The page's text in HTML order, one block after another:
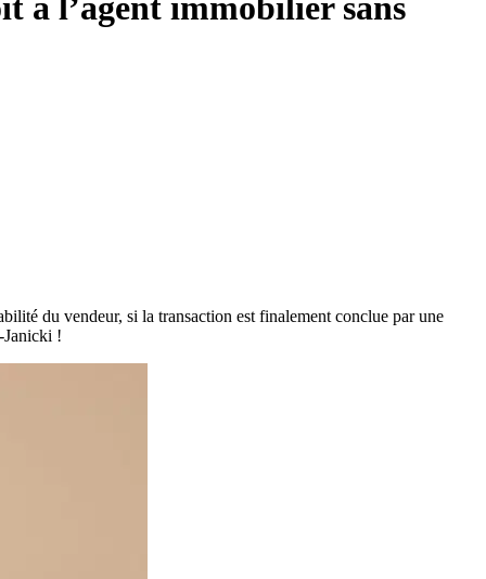
à l’agent immobilier sans
du vendeur, si la transaction est finalement conclue par une
Janicki !